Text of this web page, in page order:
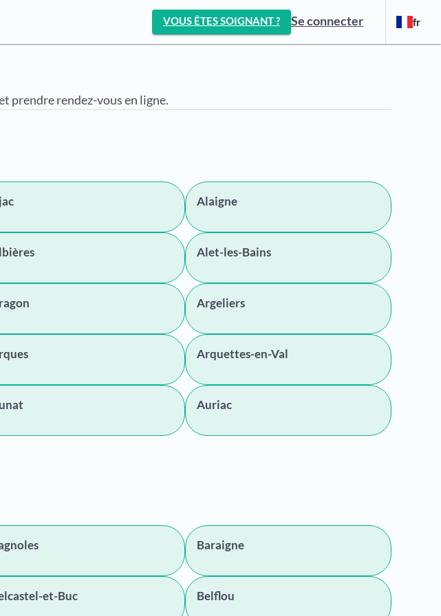
VOUS ÊTES SOIGNANT ? Se connecter fr
prendre rendez-vous en ligne.
Alaigne
Alet-les-Bains
Argeliers
Arquettes-en-Val
Auriac
Baraigne
et-Buc Belflou